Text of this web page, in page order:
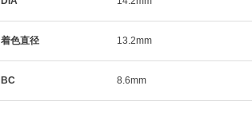
着色直径 13.2mm
BC 8.6mm